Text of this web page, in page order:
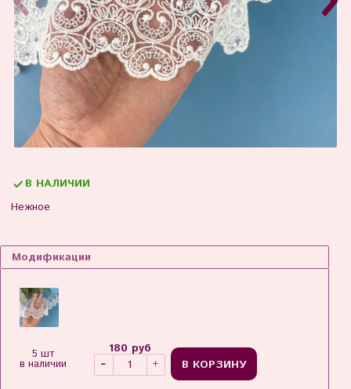
Нежное
В НАЛИЧИИ
Модификации
5 шт
в наличии
180 руб
В КОРЗИНУ